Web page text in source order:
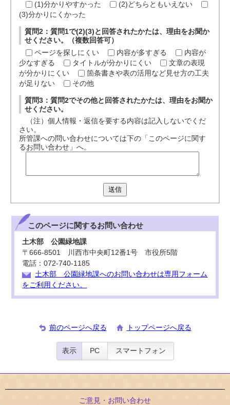
(1)分かりやすかった
(2)どちらともいえない
(3)分かりにくかった
質問2：質問1で(2)(3)と回答されたかたは、理由をお聞か
せください。（複数回答可）
ページを探しにくい
内容が多すぎる
内容が
少なすぎる
タイトルが分かりにくい
文章の表現
が分かりにくい
箇条書きや表の活用など見せ方の工夫
が足りない
その他
質問3：質問2でその他と回答されたかたは、理由をお聞か
せください。
（注）個人情報・返信を要する内容は記入しないでくだ
さい。
所管課への問い合わせについては下の「このページに関す
るお問い合わせ」へ。
送信
このページに関するお問い合わせ
土木部 公園緑地課
〒666-8501 川西市中央町12番1号 市役所5階
電話：072-740-1185
土木部 公園緑地課へのお問い合わせは専用フォーム
をご利用ください。
前のページへ戻る トップページへ戻る
表示 PC スマートフォン
ご意見・お問い合わせ